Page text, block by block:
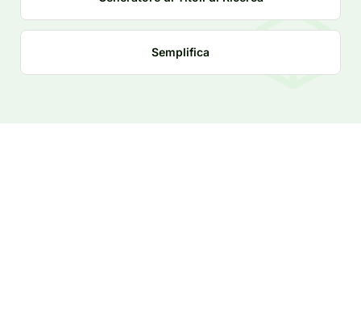
Semplifica